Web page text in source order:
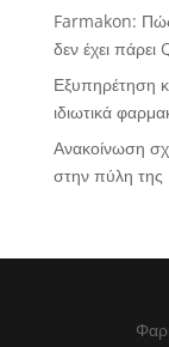
Farmakon:
δεν έχει πάρει
Εξυπηρέτηση
ιδιωτικά
Ανακοίνωση
στην πύλη